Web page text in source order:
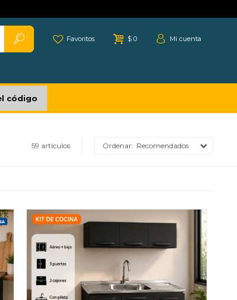
$ 0
Favoritos
código
59 artículos Recomendados